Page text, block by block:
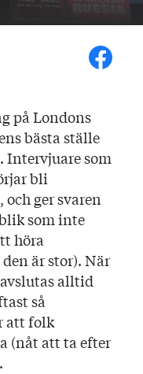
på Londons
bästa ställe
som
bli
ger svaren
som inte
höra
är stor). När
alltid
så
att folk
(nåt att ta efter